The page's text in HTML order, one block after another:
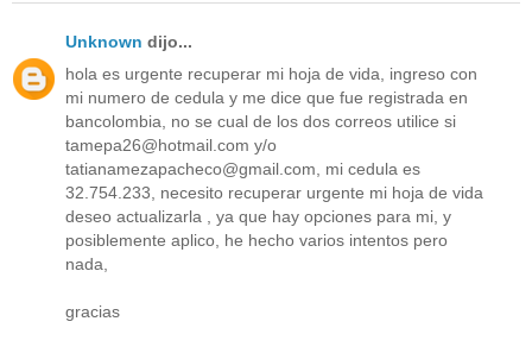
Unknown dijo...
hola es urgente recuperar mi hoja de vida, ingreso con
mi numero de cedula y me dice que fue registrada en
bancolombia, no se cual de los dos correos utilice si
tamepa26@hotmail.com y/o
tatianamezapacheco@gmail.com, mi cedula es
32.754.233, necesito recuperar urgente mi hoja de vida
deseo actualizarla , ya que hay opciones para mi, y
posiblemente aplico, he hecho varios intentos pero
nada,
gracias